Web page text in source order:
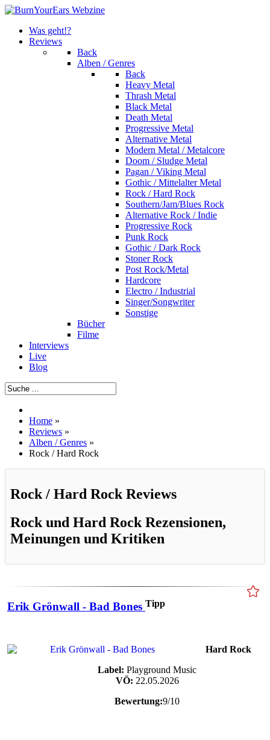
Was geht!?
Reviews
Back
Alben / Genres
Back
Heavy Metal
Thrash Metal
Black Metal
Death Metal
Progressive Metal
Alternative Metal
Modern Metal / Metalcore
Doom / Sludge Metal
Pagan / Viking Metal
Gothic / Mittelalter Metal
Rock / Hard Rock
Southern/Jam/Blues Rock
Alternative Rock / Indie
Progressive Rock
Punk Rock
Gothic / Dark Rock
Stoner Rock
Post Rock/Metal
Hardcore
Electro / Industrial
Singer/Songwriter
Sonstige
Bücher
Filme
Interviews
Live
Blog
Home »
Reviews »
Alben / Genres »
Rock / Hard Rock
Rock / Hard Rock Reviews
Rock und Hard Rock Rezensionen,
Meinungen und Kritiken
Erik Grönwall - Bad Bones Tipp
Hard Rock
Label: Playground Music
VÖ: 22.05.2026
Bewertung:9/10